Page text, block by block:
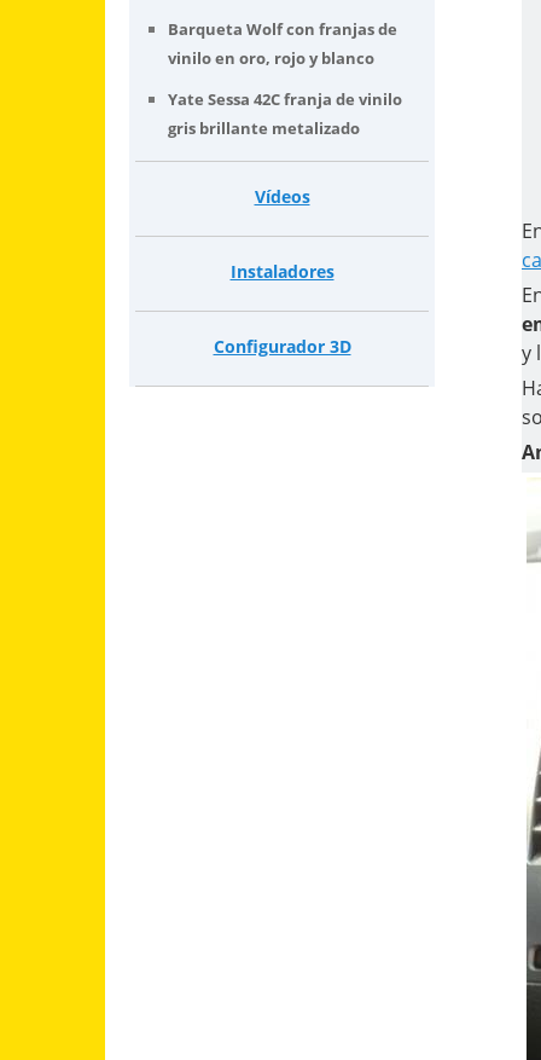
y
Barqueta Wolf con franjas de
vinilo en oro, rojo y blanco
Yate Sessa 42C franja de vinilo
gris brillante metalizado
Vídeos
Instaladores
Configurador 3D